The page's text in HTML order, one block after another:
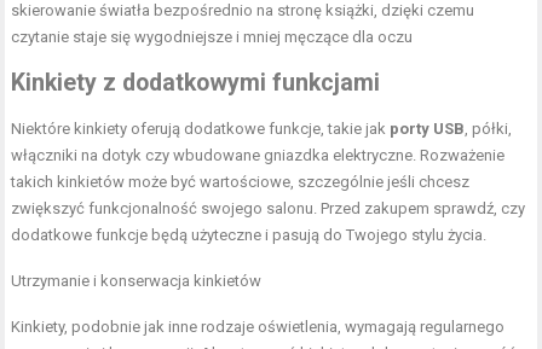
skierowanie światła bezpośrednio na stronę książki, dzięki czemu
czytanie staje się wygodniejsze i mniej męczące dla oczu
Kinkiety z dodatkowymi funkcjami
Niektóre kinkiety oferują dodatkowe funkcje, takie jak porty USB, półki,
włączniki na dotyk czy wbudowane gniazdka elektryczne. Rozważenie
takich kinkietów może być wartościowe, szczególnie jeśli chcesz
zwiększyć funkcjonalność swojego salonu. Przed zakupem sprawdź, czy
dodatkowe funkcje będą użyteczne i pasują do Twojego stylu życia.
Utrzymanie i konserwacja kinkietów
Kinkiety, podobnie jak inne rodzaje oświetlenia, wymagają regularnego